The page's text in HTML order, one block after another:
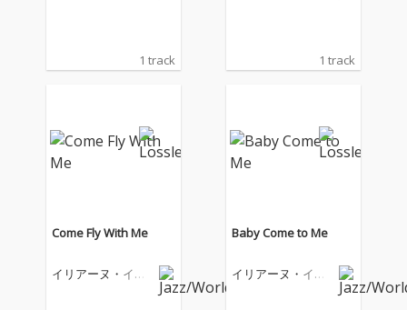
1 track 1 track
Come Fly With Me
イリアーヌ・イリ
Baby Come to Me
イリアーヌ・イリ